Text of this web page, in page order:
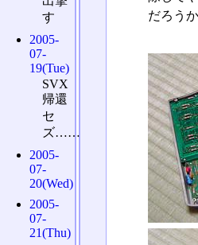
だろう
す
2005-
07-
19(Tue)
SVX
帰還
セ
ズ……
2005-
07-
20(Wed)
2005-
07-
21(Thu)